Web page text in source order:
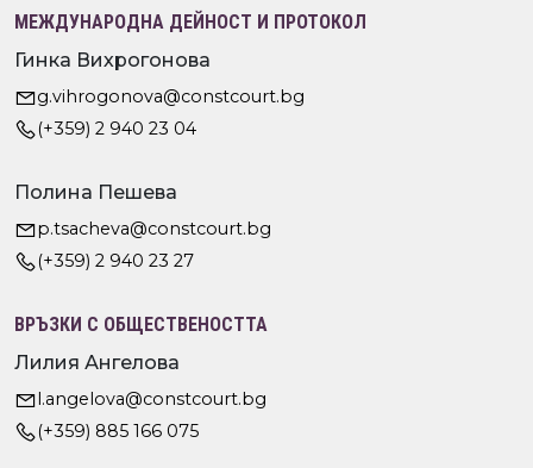
МЕЖДУНАРОДНА ДЕЙНОСТ И ПРОТОКОЛ
Гинка Вихрогонова
g.vihrogonova@constcourt.bg
(+359) 2 940 23 04
Полина Пешева
p.tsacheva@constcourt.bg
(+359) 2 940 23 27
ВРЪЗКИ С ОБЩЕСТВЕНОСТТА
Лилия Ангелова
l.angelova@constcourt.bg
(+359) 885 166 075